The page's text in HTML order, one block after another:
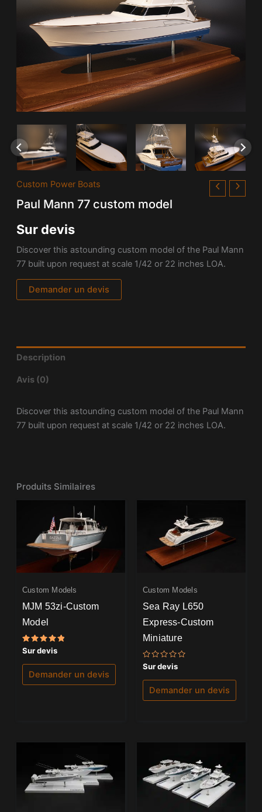
Custom Power Boats
Paul Mann 77 custom model
Sur devis
Discover this astounding custom model of the Paul Mann
77 built upon request at scale 1/42 or 22 inches LOA.
Demander un devis
Description
Avis (0)
Discover this astounding custom model of the Paul Mann
77 built upon request at scale 1/42 or 22 inches LOA.
Produits Similaires
Custom Models
MJM 53zi-Custom
Model
Note
5.00
sur 5
Sur devis
Demander un devis
Custom Models
Sea Ray L650
Express-Custom
Miniature
Note
0
sur
Sur devis
Demander un devis